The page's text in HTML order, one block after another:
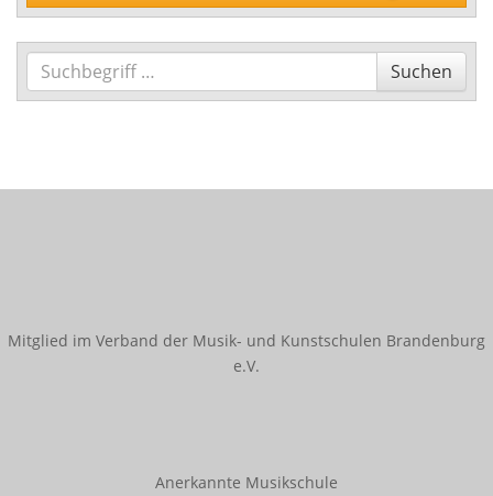
Suchen
Suchen
Mitglied im Verband der Musik- und Kunstschulen Brandenburg
e.V.
Anerkannte Musikschule